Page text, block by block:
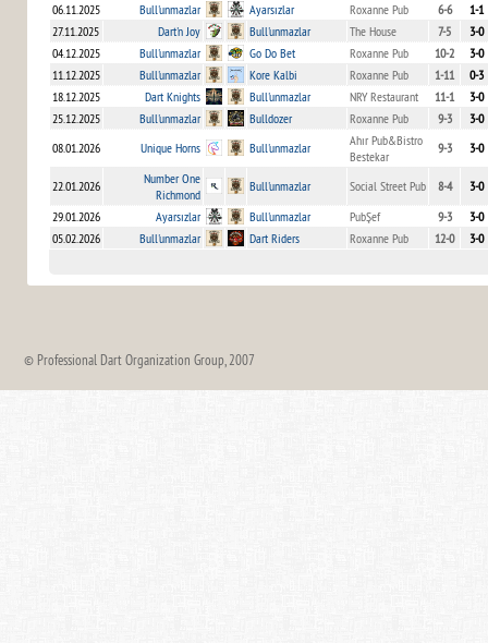
06.11.2025
Bull'unmazlar Ayarsızlar Roxanne Pub 6-6
1-1
27.11.2025
Dart'n Joy Bull'unmazlar The House 7-5
3-0
04.12.2025
Bull'unmazlar Go Do Bet Roxanne Pub 10-2
3-0
11.12.2025
Bull'unmazlar Kore Kalbi Roxanne Pub 1-11
0-3
18.12.2025
Dart Knights Bull'unmazlar NRY Restaurant 11-1
3-0
25.12.2025
Bull'unmazlar Bulldozer Roxanne Pub 9-3
3-0
08.01.2026
Unique Horns Bull'unmazlar
Ahır Pub&Bistro
Bestekar
9-3 3-0
22.01.2026
Number One
Richmond
Bull'unmazlar Social Street Pub 8-4
3-0
29.01.2026
Ayarsızlar Bull'unmazlar PubŞef 9-3
3-0
05.02.2026
Bull'unmazlar Dart Riders Roxanne Pub 12-0 3-0
© Professional Dart Organization Group, 2007